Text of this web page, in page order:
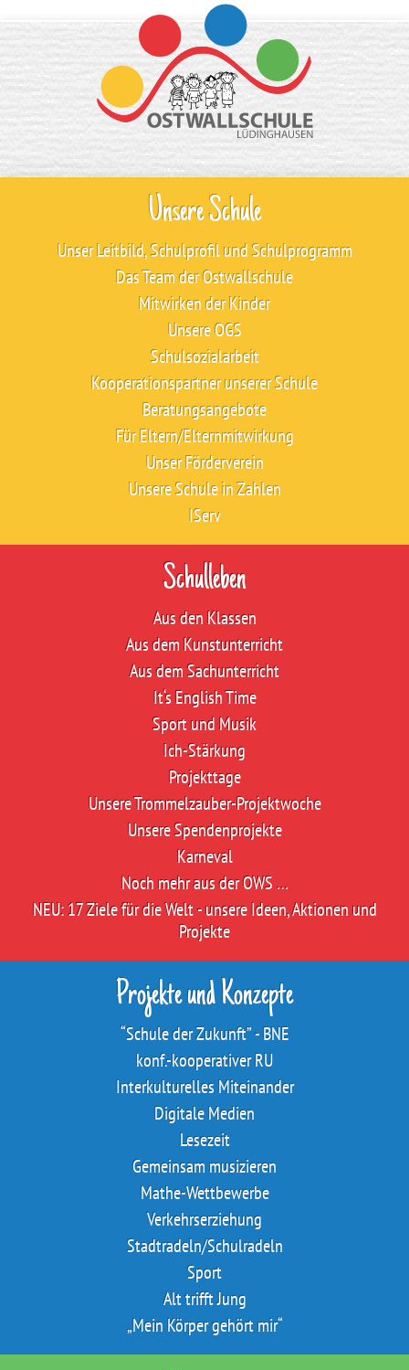
Unsere Schule
Unser Leitbild, Schulprofil und Schulprogramm
Das Team der Ostwallschule
Mitwirken der Kinder
Unsere OGS
Schulsozialarbeit
Kooperationspartner unserer Schule
Beratungsangebote
Für Eltern/Elternmitwirkung
Unser Förderverein
Unsere Schule in Zahlen
IServ
Schulleben
Aus den Klassen
Aus dem Kunstunterricht
Aus dem Sachunterricht
It‘s English Time
Sport und Musik
Ich-Stärkung
Projekttage
Unsere Trommelzauber-Projektwoche
Unsere Spendenprojekte
Karneval
Noch mehr aus der OWS …
NEU: 17 Ziele für die Welt - unsere Ideen, Aktionen und
Projekte
Projekte und Konzepte
“Schule der Zukunft” - BNE
konf.-kooperativer RU
Interkulturelles Miteinander
Digitale Medien
Lesezeit
Gemeinsam musizieren
Mathe-Wettbewerbe
Verkehrserziehung
Stadtradeln/Schulradeln
Sport
Alt trifft Jung
„Mein Körper gehört mir“